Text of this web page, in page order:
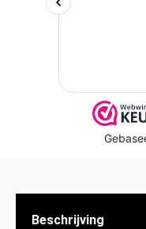
Beschrijving